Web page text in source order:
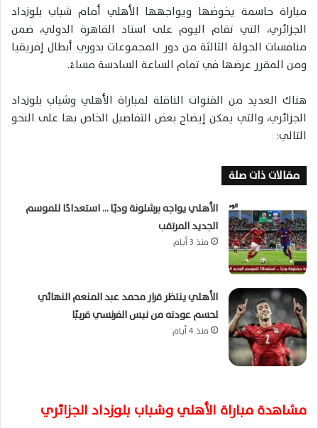
ن
ي
ا
مباراة حاسمة يخوضها ويواجهها الأهلي أمام شباب بلوزداد
الجزائري، التي تقام اليوم على استاد القاهرة الدولي، ضمن
منافسات الجولة الثالثة من دور المجموعات بدوري أبطال إفريقيا
ومن المقرر عرضها في تمام الساعة السادسة مساءً.
هناك العديد من القنوات الناقلة لمباراة الأهلي وشباب بلوزداد
الجزائري، والتي يمكن إيضاح بعض التفاصيل الخاص بها على النحو
التالي:
مقالات ذات صلة
الأهلي يواجه برشلونة وديًا … استعدادًا للموسم
الجديد المرتقب
منذ 3 أيام
الأهلي ينتظر قرار محمد عبد المنعم النهائي
لحسم عودته من نيس الفرنسي قريبًا
منذ 4 أيام
مشاهدة مباراة الأهلي وشباب بلوزداد الجزائري